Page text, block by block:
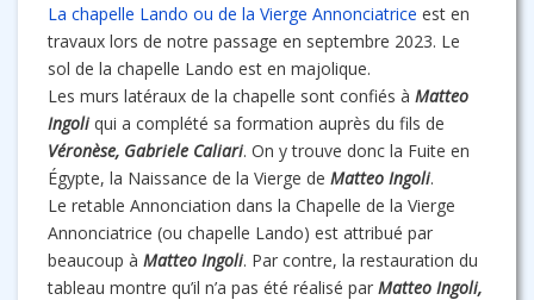
La chapelle Lando ou de la Vierge Annonciatrice est en
travaux lors de notre passage en septembre 2023. Le
sol de la chapelle Lando est en majolique.
Les murs latéraux de la chapelle sont confiés à Matteo
Ingoliqui a complété sa formation auprès du fils de
Véronèse, Gabriele Caliari. On y trouve donc la Fuite en
Égypte, la Naissance de la Vierge de Matteo Ingoli.
Le retable Annonciation dans la Chapelle de la Vierge
Annonciatrice (ou chapelle Lando) est attribué par
beaucoup à Matteo Ingoli. Par contre, la restauration du
tableau montre qu’il n’a pas été réalisé par Matteo Ingoli,